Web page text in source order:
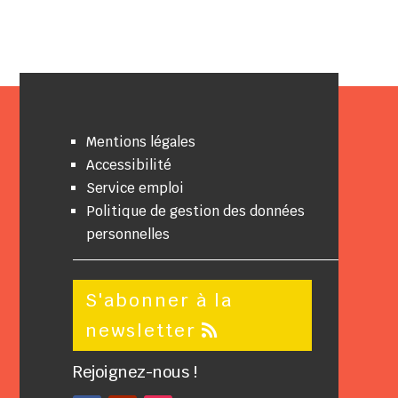
Mentions légales
Accessibilité
Service emploi
Politique de gestion des données
personnelles
S'abonner à la
newsletter
Rejoignez-nous !